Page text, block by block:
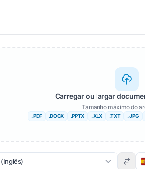
Hebraico
Albanês
Filipino
Carregar ou largar
Tamanho máximo do
. PDF .DOCX .PPTX . XLX .TXT . JPG